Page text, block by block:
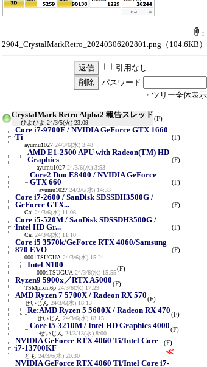
：
2904_CrystalMarkRetro_20240306202801.png （104.6KB）
引用なし
パスワード
・ツリー全体表示
CrystalMark Retro Alpha2 報告スレッド
ひよひよ 24/3/5(火) 23:09
(F)
Core i7-9700F / NVIDIA GeForce GTX 1660
Ti
ayumu1027 24/3/6(水) 3:48
(F)
AMD E1-2500 APU with Radeon(TM) HD
Graphics
ayumu1027 24/3/6(水) 3:53
(F)
Core2 Duo E8400 / NVIDIA GeForce
GTX 660
ayumu1027 24/3/6(水) 14:33
(F)
Core i7-2600 / SanDisk SDSSDH3500G /
GeForce GTX...
Cai 24/3/6(水) 11:06
(F)
Core i5-520M / SanDisk SDSSDH3500G /
Intel HD Gr...
Cai 24/3/6(水) 11:10
(F)
Core i5 3570k/GeForce RTX 4060/Samsung
870 EVO
0001TSUGUA 24/3/6(水) 15:24
(F)
Intel N100
0001TSUGUA 24/3/6(水) 15:55
(F)
Ryzen9 5900x／RTX A5000
TSMplxm6p 24/3/6(水) 17:29
(F)
AMD Ryzen 7 5700X / Radeon RX 570
せいじん 24/3/6(水) 18:13
(F)
Re:AMD Ryzen 5 5600X / Radeon RX 470
せいじん 24/3/6(水) 18:15
(F)
Core i5-3210M / Intel HD Graphics 4000
せいじん 24/3/13(水) 8:00
(F)
NVIDIA GeForce RTX 4060 Ti/Intel Core
i7-13700KF
とも 24/3/6(水) 20:30
(F)
≪
NVIDIA GeForce RTX 4060 Ti/Intel Core i7-